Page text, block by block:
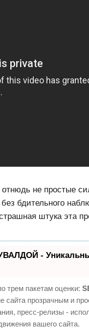
не простые
бдительного
штука эта
-
трем пакетам оценки:
сайта прозрачным и
пресс-релизы -
вашего сайта.